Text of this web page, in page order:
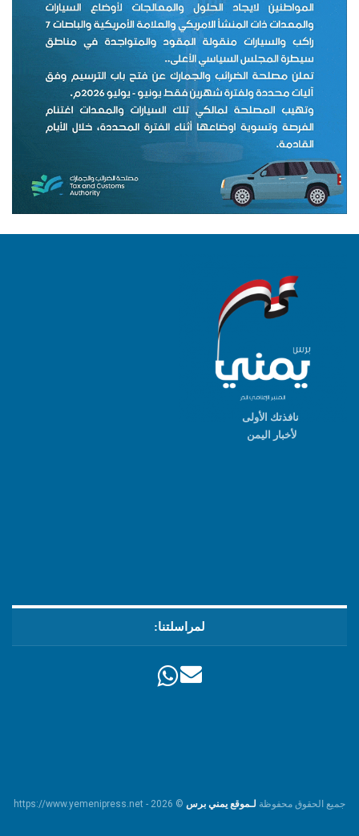
نافذتك الأولى
لأخبار اليمن
لمراسلتنا:
جميع الحقوق محفوظة لـموقع يمني برس © https://www.yemenipress.net - 2026